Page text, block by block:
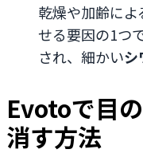
乾燥や加齢に
せる要因の1つ
され、細かいシ
Evotoで目
消す方法